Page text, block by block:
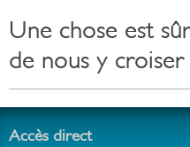
Une chose est
de nous y
Accès direct